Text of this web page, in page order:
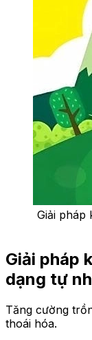
Giải pháp
Giải pháp
dạng tự
Tăng cường
thoái hóa.